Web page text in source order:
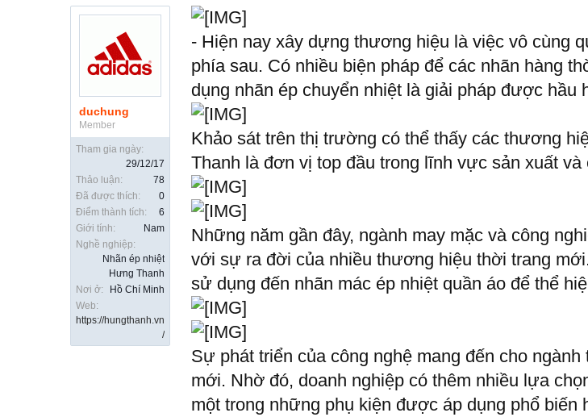
duchung
Member
Tham gia ngày:
29/12/17
Thảo luận:
78
Đã được thích:
0
Điểm thành tích:
6
Giới tính:
Nam
Nghề nghiệp:
Nhãn ép nhiệt
Hưng Thanh
Nơi ở:
Hồ Chí Minh
Web:
https://hungthanh.vn
/
- Hiện nay xây dựng thương hiệu là việc vô cùng
phía sau. Có nhiều biện pháp để các nhãn hàng
dụng nhãn ép chuyển nhiệt là giải pháp được hầu
Khảo sát trên thị trường có thể thấy các thương
Thanh là đơn vị top đầu trong lĩnh vực sản xuất
Những năm gần đây, ngành may mặc và công
với sự ra đời của nhiều thương hiệu thời trang
sử dụng đến nhãn mác ép nhiệt quần áo để thể
Sự phát triển của công nghệ mang đến cho
mới. Nhờ đó, doanh nghiệp có thêm nhiều lựa
một trong những phụ kiện được áp dụng phổ